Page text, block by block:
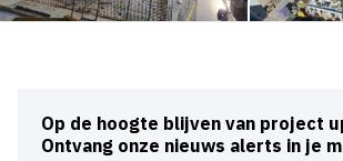
Op de hoogte blijven van project
Ontvang onze nieuws alerts in je